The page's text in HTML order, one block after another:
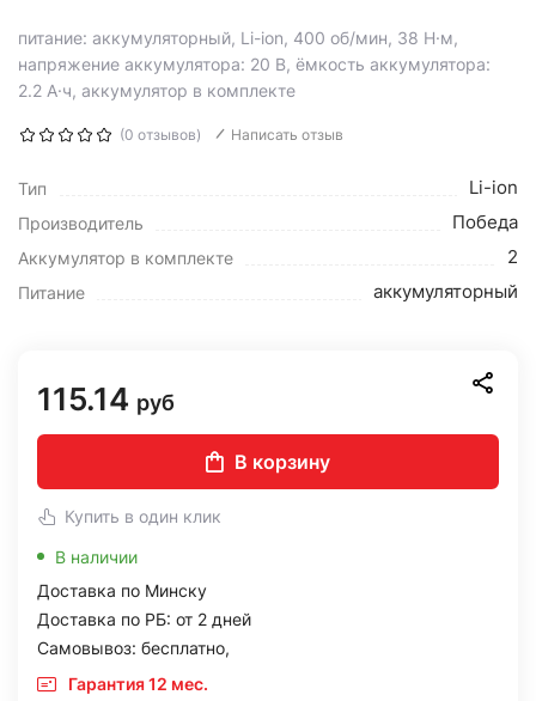
питание: аккумуляторный, Li-ion, 400 об/мин, 38 Н·м,
напряжение аккумулятора: 20 В, ёмкость аккумулятора:
2.2 А·ч, аккумулятор в комплекте
(0 отзывов) Написать отзыв
Тип Li-ion
Производитель Победа
Аккумулятор в комплекте 2
Питание аккумуляторный
115.14 руб
В корзину
Купить в один клик
В наличии
Доставка по Минску
Доставка по РБ: от 2 дней
Самовывоз: бесплатно,
Гарантия 12 мес.